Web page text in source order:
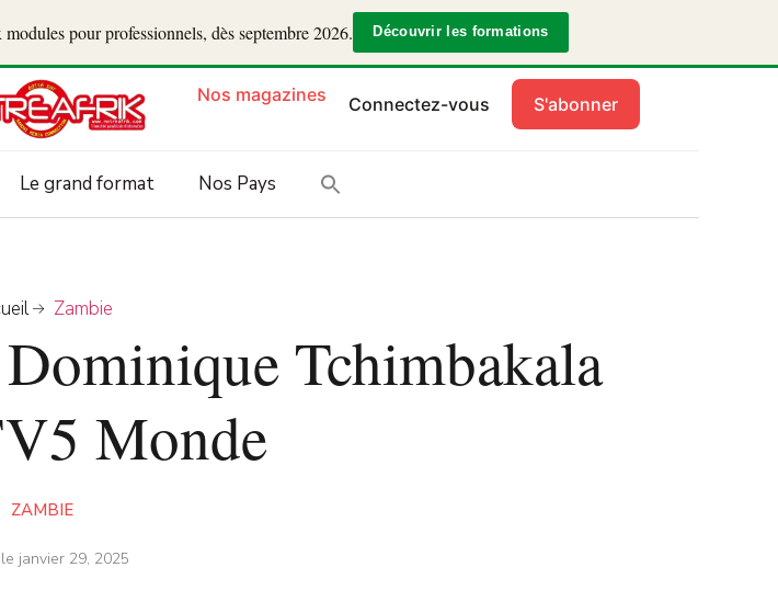
pour professionnels, dès septembre 2026. Découvrir les formations
Nos magazines Connectez-vous S'abonner
Le grand format Nos Pays
Zambie
Tchimbakala
Monde
ZAMBIE
janvier 29, 2025